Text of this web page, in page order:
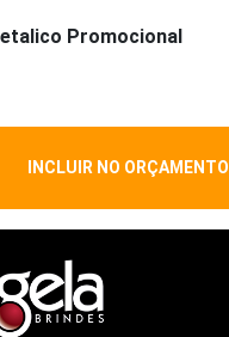
Promocional
INCLUIR NO ORÇAMENTO